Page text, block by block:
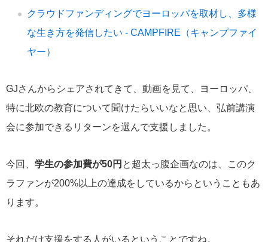
クラウドファンディングでヨーロッパを取材し、多様
な生き方を発信したい - CAMPFIRE（キャンプファイ
ヤー）
GJさんからシェアされてきて、動画を見て、ヨーロッパ、
特に北欧の教育について聞けたらいいなと思い、弘前講演
会に参加できるリターンを選んで支援しました。
今回、 学生の参加費が50円 と超太っ腹企画なのは、このク
ラファンが200%以上の達成をしているからということもあ
ります。
それだけ支援をする人がいるということですね。